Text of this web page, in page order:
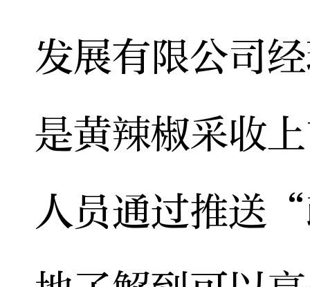
发展有限公司
是黄辣椒采收
人员通过推送